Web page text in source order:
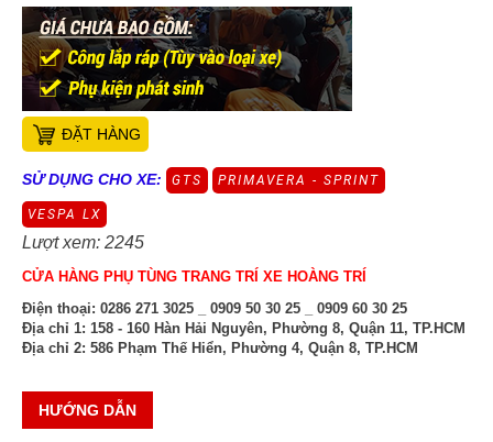
ĐẶT HÀNG
SỬ DỤNG CHO XE: GTS PRIMAVERA - SPRINT
VESPA LX
Lượt xem: 2245
CỬA HÀNG PHỤ TÙNG TRANG TRÍ XE HOÀNG TRÍ
Điện thoại: 0286 271 3025 _ 0909 50 30 25 _ 0909 60 30 25
Địa chỉ 1: 158 - 160 Hàn Hải Nguyên, Phường 8, Quận 11, TP.HCM
Địa chỉ 2: 586 Phạm Thế Hiển, Phường 4, Quận 8, TP.HCM
HƯỚNG DẪN